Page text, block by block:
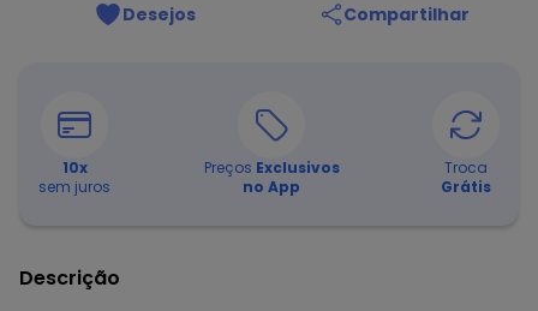
Desejos Compartilhar
10x
sem juros
Preços Exclusivos
no App
Troca
Grátis
Descrição